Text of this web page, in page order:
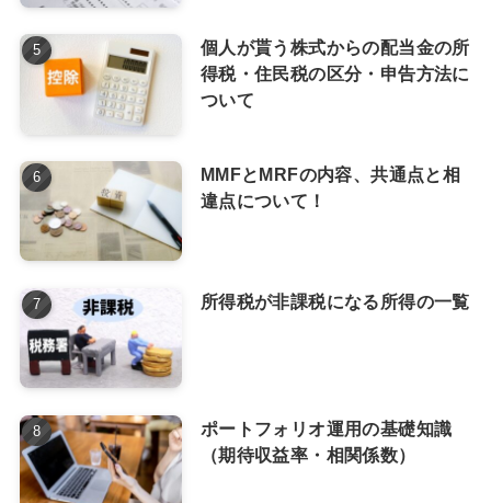
個人が貰う株式からの配当金の所
得税・住民税の区分・申告方法に
ついて
MMFとMRFの内容、共通点と相
違点について！
所得税が非課税になる所得の一覧
ポートフォリオ運用の基礎知識
（期待収益率・相関係数）